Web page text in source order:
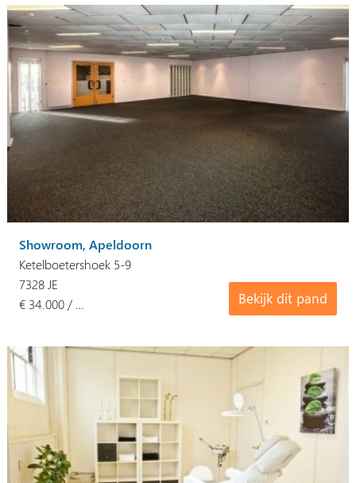
Showroom, Apeldoorn
Ketelboetershoek 5-9
Bekijk dit pand
7328 JE
€ 34.000 / …